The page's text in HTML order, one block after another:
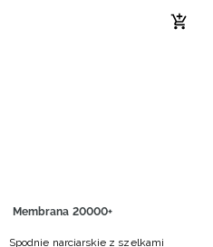
Membrana 20000+
Spodnie narciarskie z szelkami